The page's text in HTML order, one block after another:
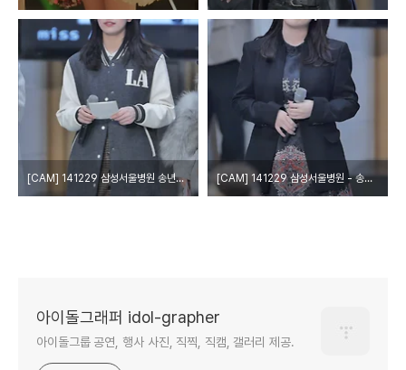
[CAM] 141229 삼성서울병원 송년음악회 - 미쓰에이 수지 by epoxy [CAM] 141229 삼성서울병원 - 송년음악회 박지민 by epoxy
아이돌그래퍼 idol-grapher
아이돌그룹 공연, 행사 사진, 직찍, 직캠, 갤러리 제공.